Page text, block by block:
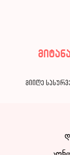
მიიღე